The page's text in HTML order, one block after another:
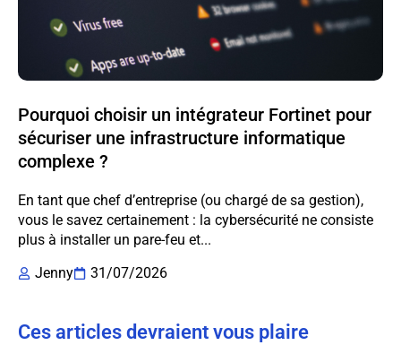
Pourquoi choisir un intégrateur Fortinet pour
sécuriser une infrastructure informatique
complexe ?
En tant que chef d’entreprise (ou chargé de sa gestion),
vous le savez certainement : la cybersécurité ne consiste
plus à installer un pare-feu et...
Jenny
31/07/2026
Ces articles devraient vous plaire